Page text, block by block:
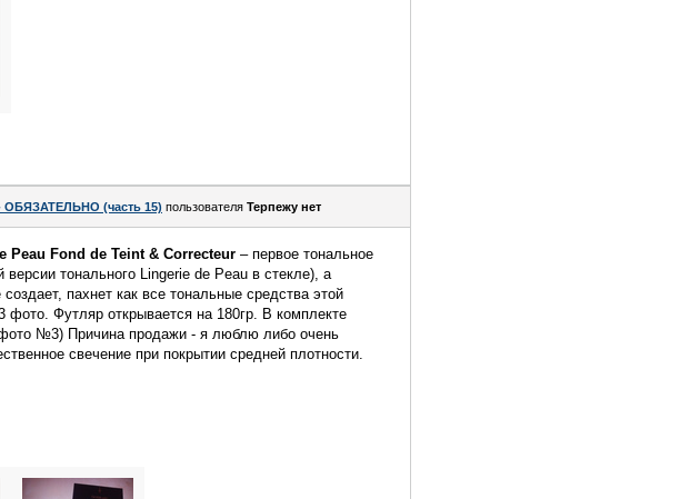
ОБЯЗАТЕЛЬНО (часть 15) пользователя Терпежу нет
Peau Fond de Teint & Correcteur – первое тональное
тонального Lingerie de Peau в стекле), а
пахнет как все тональные средства этой
Футляр открывается на 180гр. В комплекте
№3) Причина продажи - я люблю либо очень
свечение при покрытии средней плотности.